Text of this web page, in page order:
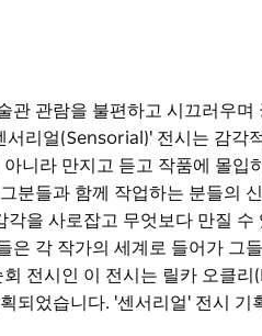
관 관람을 불편하고 시끄러우며
리얼(Sensorial)' 전시는 감각
니라 만지고 듣고 작품에 몰입
분들과 함께 작업하는 분들의
을 사로잡고 무엇보다 만질 수
은 각 작가의 세계로 들어가 그
전시인 이 전시는 릴카 오클리
되었습니다. '센서리얼' 전시 기